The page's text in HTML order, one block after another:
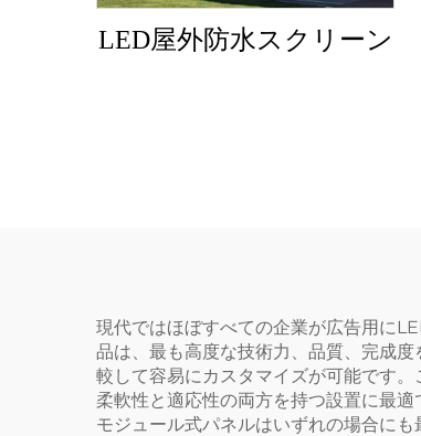
LED屋外防水スクリーン
現代ではほぼすべての企業が広告用に
品は、最も高度な技術力、品質、完成
較して容易にカスタマイズが可能です
柔軟性と適応性の両方を持つ設置に最
モジュール式パネルはいずれの場合に